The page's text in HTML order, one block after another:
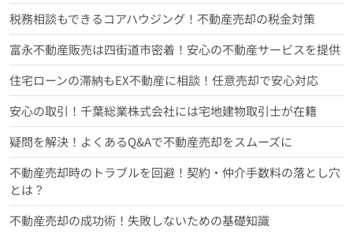
税務相談もできるコアハウジング！不動産売却の税金対策
富永不動産販売は四街道市密着！安心の不動産サービスを提供
住宅ローンの滞納もEX不動産に相談！任意売却で安心対応
安心の取引！千葉総業株式会社には宅地建物取引士が在籍
疑問を解決！よくあるQ&Aで不動産売却をスムーズに
不動産売却時のトラブルを回避！契約・仲介手数料の落とし穴
とは？
不動産売却の成功術！失敗しないための基礎知識